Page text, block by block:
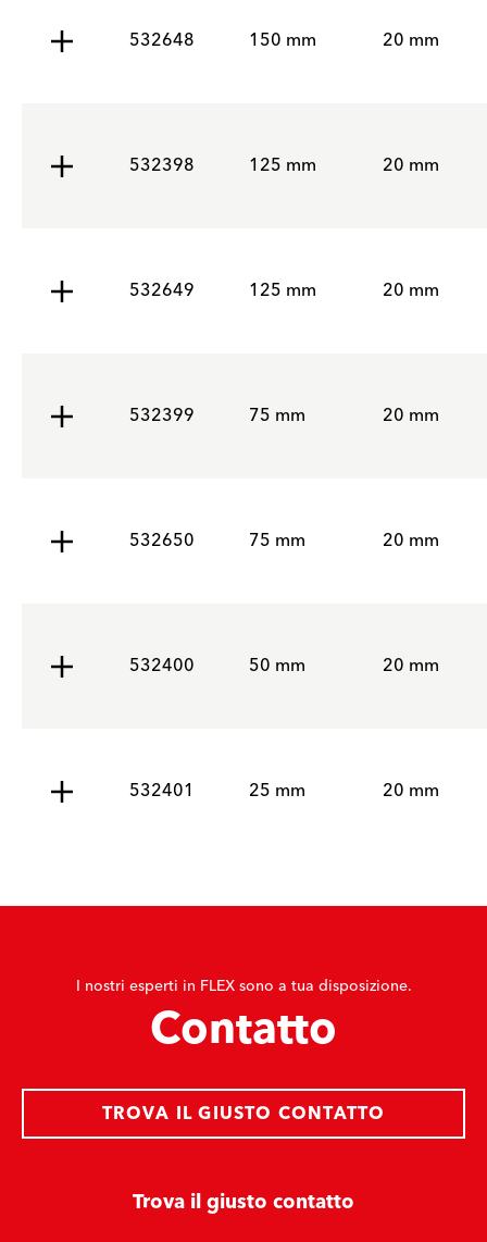
532648 150 mm 20 mm
532398 125 mm 20 mm
532649 125 mm 20 mm
532399 75 mm 20 mm
532650 75 mm 20 mm
532400 50 mm 20 mm
532401 25 mm 20 mm
I nostri esperti in FLEX sono a tua disposizione.
Contatto
Trova il giusto contatto
TROVA IL GIUSTO CONTATTO